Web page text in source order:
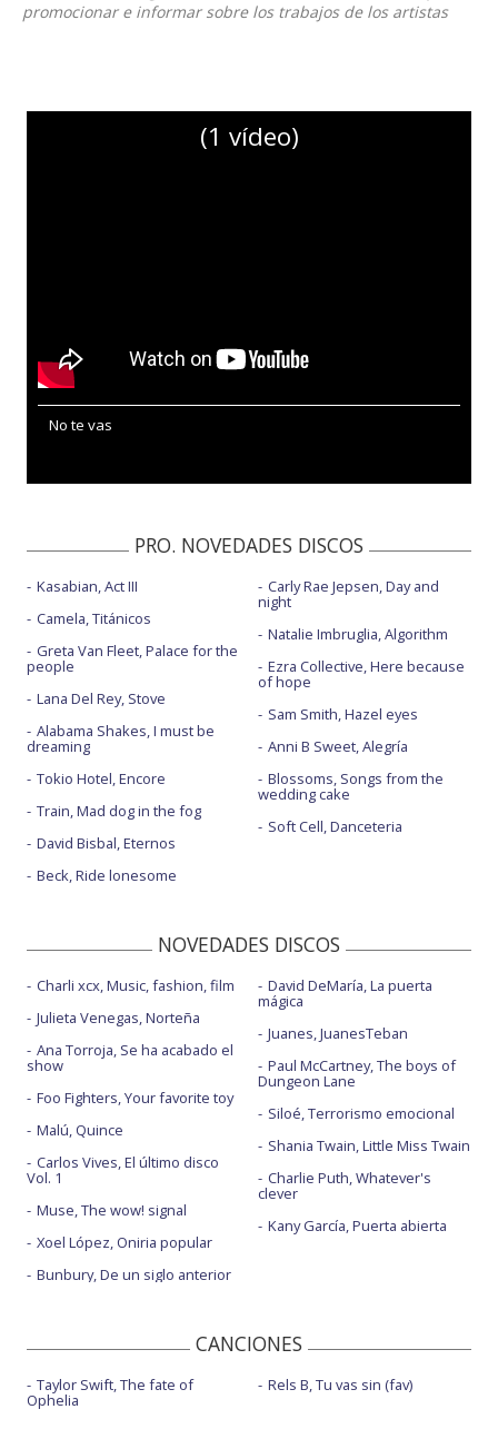
promocionar e informar sobre los trabajos de los artistas
(1 vídeo)
No te vas
PRO. NOVEDADES DISCOS
Kasabian, Act III
Camela, Titánicos
Greta Van Fleet, Palace for the
people
Lana Del Rey, Stove
Alabama Shakes, I must be
dreaming
Tokio Hotel, Encore
Train, Mad dog in the fog
David Bisbal, Eternos
Beck, Ride lonesome
Carly Rae Jepsen, Day and
night
Natalie Imbruglia, Algorithm
Ezra Collective, Here because
of hope
Sam Smith, Hazel eyes
Anni B Sweet, Alegría
Blossoms, Songs from the
wedding cake
Soft Cell, Danceteria
NOVEDADES DISCOS
Charli xcx, Music, fashion, film
Julieta Venegas, Norteña
Ana Torroja, Se ha acabado el
show
Foo Fighters, Your favorite toy
Malú, Quince
Carlos Vives, El último disco
Vol. 1
Muse, The wow! signal
Xoel López, Oniria popular
Bunbury, De un siglo anterior
David DeMaría, La puerta
mágica
Juanes, JuanesTeban
Paul McCartney, The boys of
Dungeon Lane
Siloé, Terrorismo emocional
Shania Twain, Little Miss Twain
Charlie Puth, Whatever's
clever
Kany García, Puerta abierta
CANCIONES
Taylor Swift, The fate of
Ophelia
Rels B, Tu vas sin (fav)